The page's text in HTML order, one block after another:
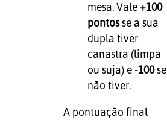
mesa. Vale +100
pontosse a sua
dupla tiver
canastra (limpa
ou suja) e -100se
não tiver.
A pontuação final